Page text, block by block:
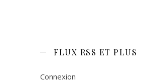
FLUX RSS ET PLUS
Connexion